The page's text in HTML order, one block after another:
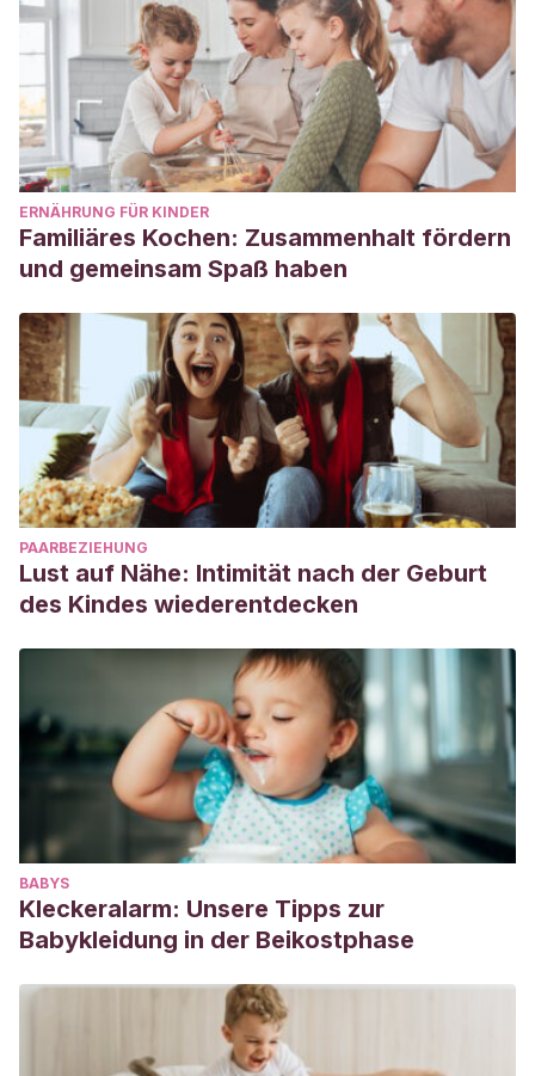
ERNÄHRUNG FÜR KINDER
Familiäres Kochen: Zusammenhalt fördern
und gemeinsam Spaß haben
PAARBEZIEHUNG
Lust auf Nähe: Intimität nach der Geburt
des Kindes wiederentdecken
BABYS
Kleckeralarm: Unsere Tipps zur
Babykleidung in der Beikostphase